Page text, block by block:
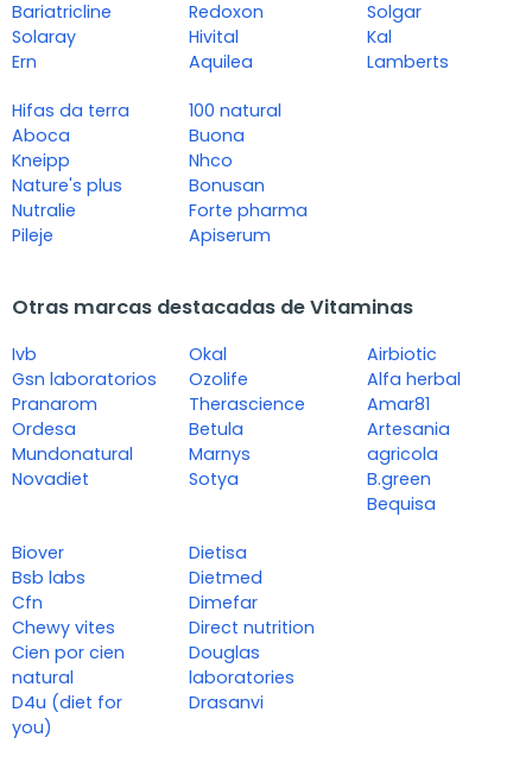
Bariatricline
Solaray
Ern
Redoxon
Hivital
Aquilea
Solgar
Kal
Lamberts
Hifas da terra
Aboca
Kneipp
Nature's plus
Nutralie
Pileje
100 natural
Buona
Nhco
Bonusan
Forte pharma
Apiserum
Otras marcas destacadas de Vitaminas
Ivb
Gsn laboratorios
Pranarom
Ordesa
Mundonatural
Novadiet
Okal
Ozolife
Therascience
Betula
Marnys
Sotya
Airbiotic
Alfa herbal
Amar81
Artesania
agricola
B.green
Bequisa
Biover
Bsb labs
Cfn
Chewy vites
Cien por cien
natural
D4u (diet for
you)
Dietisa
Dietmed
Dimefar
Direct nutrition
Douglas
laboratories
Drasanvi